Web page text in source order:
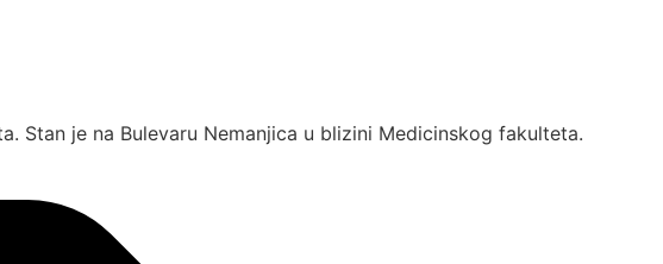
Stan je na Bulevaru Nemanjica u blizini Medicinskog fakulteta.